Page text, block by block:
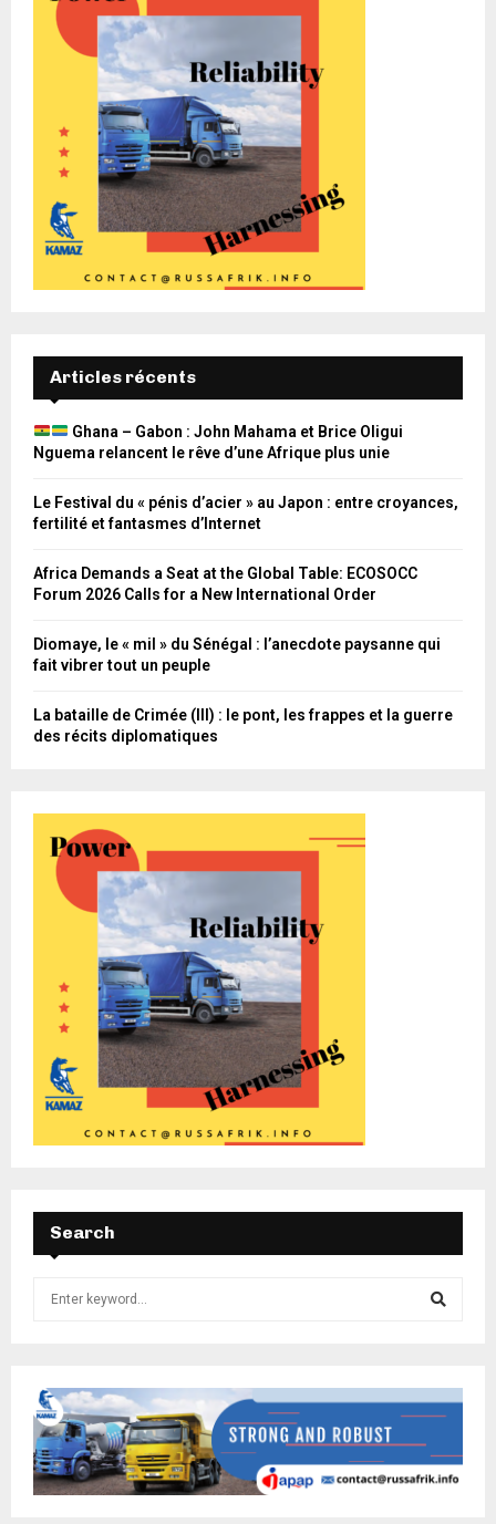
Articles récents
Ghana – Gabon : John Mahama et Brice Oligui
Nguema relancent le rêve d’une Afrique plus unie
Le Festival du « pénis d’acier » au Japon : entre croyances,
fertilité et fantasmes d’Internet
Africa Demands a Seat at the Global Table: ECOSOCC
Forum 2026 Calls for a New International Order
Diomaye, le « mil » du Sénégal : l’anecdote paysanne qui
fait vibrer tout un peuple
La bataille de Crimée (III) : le pont, les frappes et la guerre
des récits diplomatiques
Search